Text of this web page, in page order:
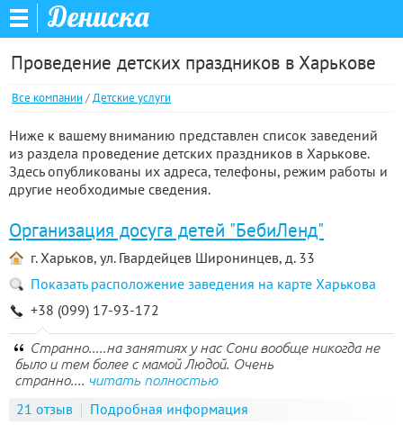
Дениска
Проведение детских праздников в Харькове
Все компании/Детские услуги
Ниже к вашему вниманию представлен список заведений
из раздела проведение детских праздников в Харькове.
Здесь опубликованы их адреса, телефоны, режим работы и
другие необходимые сведения.
Организация досуга детей "БебиЛенд"
г. Харьков, ул. Гвардейцев Широнинцев, д. 33
Показать расположение заведения на карте Харькова
+38 (099) 17-93-172
Странно.....на занятиях у нас Сони вообще никогда не
было и тем более с мамой Людой. Очень
странно.... читать полностью
21 отзыв Подробная информация